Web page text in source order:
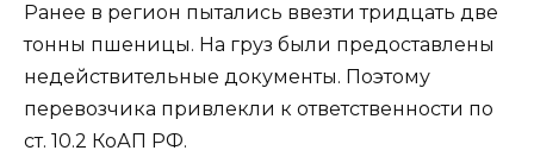
Ранее в регион пытались ввезти тридцать две
тонны пшеницы. На груз были предоставлены
недействительные документы. Поэтому
перевозчика привлекли к ответственности по
ст. 10.2 КоАП РФ.